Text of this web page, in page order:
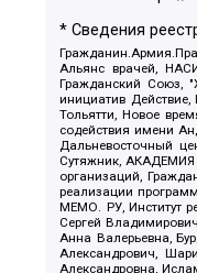
* Сведения
Альянс врачей,
Гражданский Союз,
инициатив
Тольятти, Новое
содействия имени
Дальневосточный
Сутяжник, АКАДЕМИЯ
организаций,
реализации
МЕМО. РУ, Институт
Сергей
Анна Валерьевна,
Александрович,
Александровна,